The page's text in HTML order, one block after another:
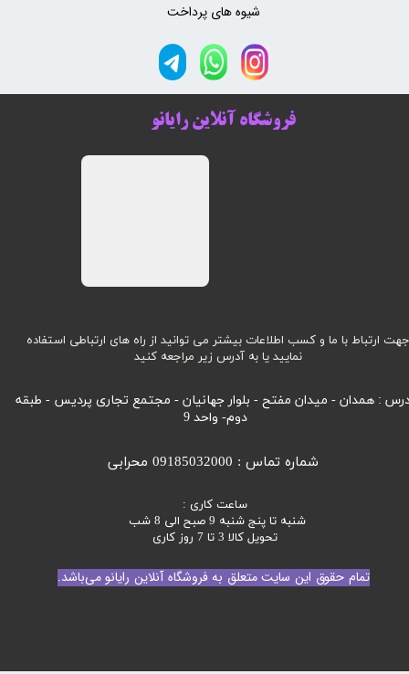
تمام حقوق این سایت متعلق به فروشگاه آنلاین رایانو می‌باشد.
جهت ارتباط با ما و کسب اطلاعات بیشتر می توانید از راه های ارتباطی استفاده
نمایید یا به آدرس زیر مراجعه کنید
: همدان - میدان مفتح - بلوار جهانیان - مجتمع تجاری پردیس - طبقه
دوم- واحد 9
ساعت کاری :
شنبه تا پنج شنبه 9 صبح الی 8 شب
تحویل کالا 3 تا 7 روز کاری
شماره تماس : 09185032000 محرابی
فروشگاه آنلاین رایانو
شیوه های پرداخت